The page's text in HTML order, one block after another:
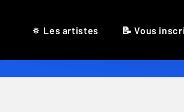
🔅 Les artistes 📝 Vous